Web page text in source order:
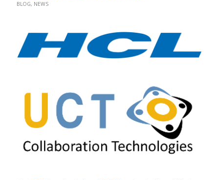
BLOG, NEWS